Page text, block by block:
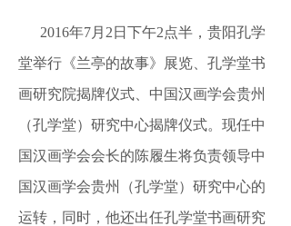
2016年7月2日下午2点半，贵阳孔学
堂举行《兰亭的故事》展览、孔学堂书
画研究院揭牌仪式、中国汉画学会贵州
（孔学堂）研究中心揭牌仪式。现任中
国汉画学会会长的陈履生将负责领导中
国汉画学会贵州（孔学堂）研究中心的
运转，同时，他还出任孔学堂书画研究